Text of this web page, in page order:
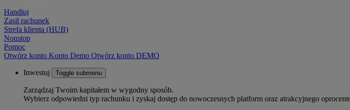
Handluj
Zasil rachunek
Strefa klienta (HUB)
Nonstop
Pomoc
Otwórz konto Konto Demo Otwórz konto DEMO
Inwestuj Toggle submenu
Zarządzaj Twoim kapitałem w wygodny sposób.
Wybierz odpowiedni typ rachunku i zyskaj dostęp do nowoczesnych platform oraz atrakcyjnego